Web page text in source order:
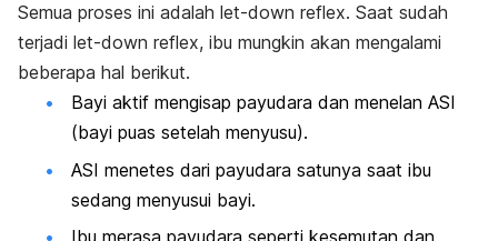
Semua proses ini adalah let-down reflex. Saat sudah
terjadi let-down reflex, ibu mungkin akan mengalami
beberapa hal berikut.
Bayi aktif mengisap payudara dan menelan ASI
(bayi puas setelah menyusu).
ASI menetes dari payudara satunya saat ibu
sedang menyusui bayi.